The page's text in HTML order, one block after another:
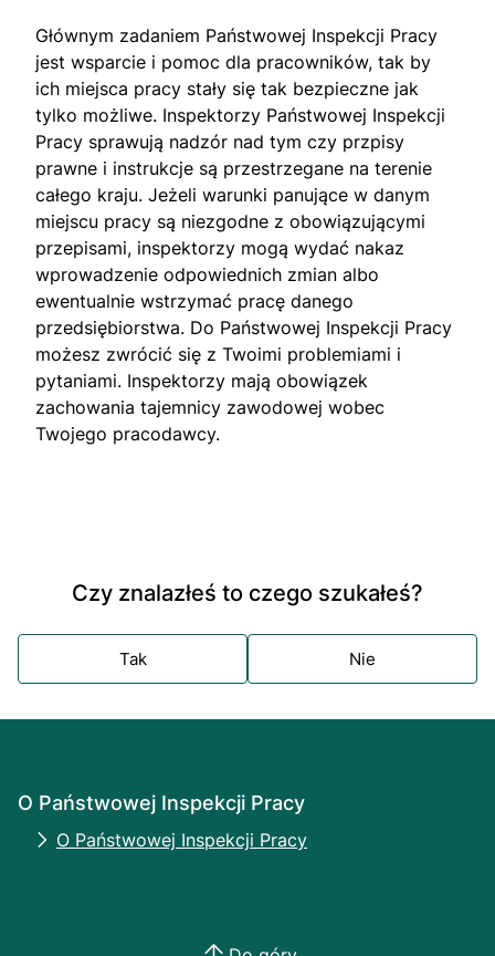
Głównym zadaniem Państwowej Inspekcji Pracy
jest wsparcie i pomoc dla pracowników, tak by
ich miejsca pracy stały się tak bezpieczne jak
tylko możliwe. Inspektorzy Państwowej Inspekcji
Pracy sprawują nadzór nad tym czy przpisy
prawne i instrukcje są przestrzegane na terenie
całego kraju. Jeżeli warunki panujące w danym
miejscu pracy są niezgodne z obowiązującymi
przepisami, inspektorzy mogą wydać nakaz
wprowadzenie odpowiednich zmian albo
ewentualnie wstrzymać pracę danego
przedsiębiorstwa. Do Państwowej Inspekcji Pracy
możesz zwrócić się z Twoimi problemiami i
pytaniami. Inspektorzy mają obowiązek
zachowania tajemnicy zawodowej wobec
Twojego pracodawcy.
Czy znalazłeś to czego szukałeś?
Tak Nie
O Państwowej Inspekcji Pracy
O Państwowej Inspekcji Pracy